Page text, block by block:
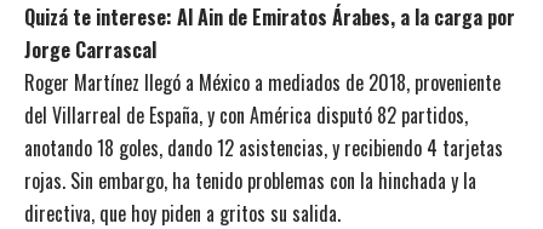
Quizá te interese: Al Ain de Emiratos Árabes, a la carga por
Jorge Carrascal
Roger Martínez llegó a México a mediados de 2018, proveniente
del Villarreal de España, y con América disputó 82 partidos,
anotando 18 goles, dando 12 asistencias, y recibiendo 4 tarjetas
rojas. Sin embargo, ha tenido problemas con la hinchada y la
directiva, que hoy piden a gritos su salida.